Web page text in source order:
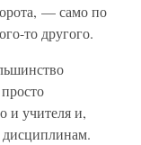
— само по
то другого.
и учителя и,
дисциплинам.